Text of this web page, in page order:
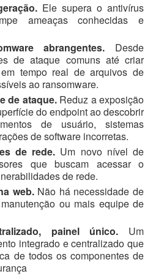
Ele supera o antivírus
ameaças conhecidas e
abrangentes. Desde
de ataque comuns até criar
tempo real de arquivos de
ao ransomware.
de ataque.Reduz a exposição
do endpoint ao descobrir
de usuário, sistemas
de software incorretas.
de rede. Um novo nível de
que buscam acessar o
de rede.
web.Não há necessidade de
ou mais equipe de
painel único. Um
integrado e centralizado que
de todos os componentes de